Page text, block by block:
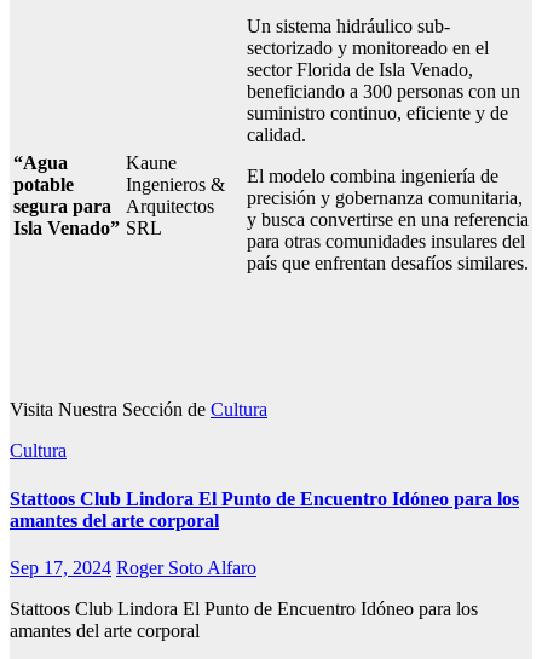
“Agua
potable
segura para
Isla Venado”
Kaune
Ingenieros &
Arquitectos
SRL
Un sistema hidráulico sub-
sectorizado y monitoreado en el
sector Florida de Isla Venado,
beneficiando a 300 personas con un
suministro continuo, eficiente y de
calidad.
El modelo combina ingeniería de
precisión y gobernanza comunitaria,
y busca convertirse en una referencia
para otras comunidades insulares del
país que enfrentan desafíos similares.
Visita Nuestra Sección de Cultura
Cultura
Stattoos Club Lindora El Punto de Encuentro Idóneo para los
amantes del arte corporal
Sep 17, 2024 Roger Soto Alfaro
Stattoos Club Lindora El Punto de Encuentro Idóneo para los
amantes del arte corporal